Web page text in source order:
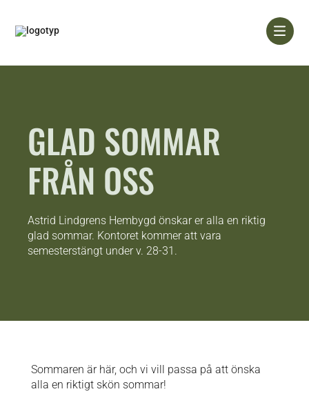
Skip
GLAD SOMMAR
FRÅN OSS
Astrid Lindgrens Hembygd önskar er alla en riktig
glad sommar. Kontoret kommer att vara
semesterstängt under v. 28-31.
Sommaren är här, och vi vill passa på att önska
alla en riktigt skön sommar!